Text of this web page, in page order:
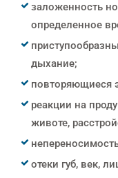
заложенность
определенное
дыхание;
повторяющиеся
реакции на
животе,
отеки губ, век,